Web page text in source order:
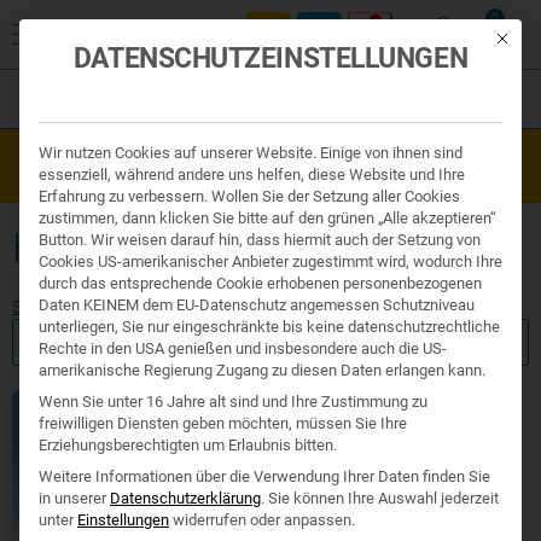
0
Organe & Organ Uhr
Traditionelle Medizin
Nahrungsergänzung
Kosmetik und Hygiene
Ihr Apotheker
Westend Online-Shop: Sicher, schnell und 24/7 für Sie da!
Gratisversand ab €50
HORNHAUT ENTFERNEN
Start/ Produkte verschlagwortet mit „hornhaut entfernen“
FILTER ANZEIGEN
Mit
DATENSCHUTZEINSTELLUNGEN
Wir nutzen Cookies auf unserer Website. Einige von ihnen sind
essenziell, während andere uns helfen, diese Website und Ihre
Erfahrung zu verbessern. Wollen Sie der Setzung aller Cookies
zustimmen, dann klicken Sie bitte auf den grünen „Alle akzeptieren“
Button. Wir weisen darauf hin, dass hiermit auch der Setzung von
Cookies US-amerikanischer Anbieter zugestimmt wird, wodurch Ihre
durch das entsprechende Cookie erhobenen personenbezogenen
Daten KEINEM dem EU-Datenschutz angemessen Schutzniveau
unterliegen, Sie nur eingeschränkte bis keine datenschutzrechtliche
Rechte in den USA genießen und insbesondere auch die US-
amerikanische Regierung Zugang zu diesen Daten erlangen kann.
Wenn Sie unter 16 Jahre alt sind und Ihre Zustimmung zu
freiwilligen Diensten geben möchten, müssen Sie Ihre
Erziehungsberechtigten um Erlaubnis bitten.
Weitere Informationen über die Verwendung Ihrer Daten finden Sie
in unserer Datenschutzerklärung. Sie können Ihre Auswahl jederzeit
unter Einstellungen widerrufen oder anpassen.